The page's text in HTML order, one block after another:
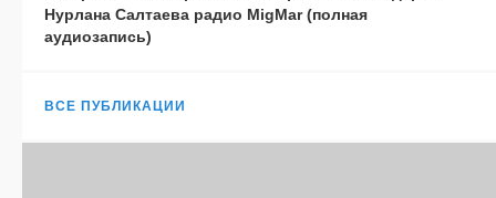
Нурлана Салтаева радио MigMar (полная
аудиозапись)
ВСЕ ПУБЛИКАЦИИ